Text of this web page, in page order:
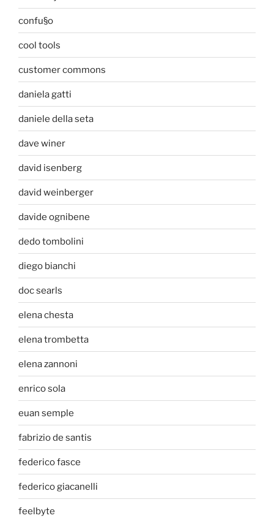
confu§o
cool tools
customer commons
daniela gatti
daniele della seta
dave winer
david isenberg
david weinberger
davide ognibene
dedo tombolini
diego bianchi
doc searls
elena chesta
elena trombetta
elena zannoni
enrico sola
euan semple
fabrizio de santis
federico fasce
federico giacanelli
feelbyte